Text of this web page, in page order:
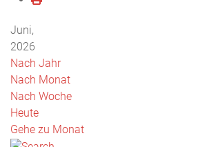
Juni,
2026
Nach Jahr
Nach Monat
Nach Woche
Heute
Gehe zu Monat